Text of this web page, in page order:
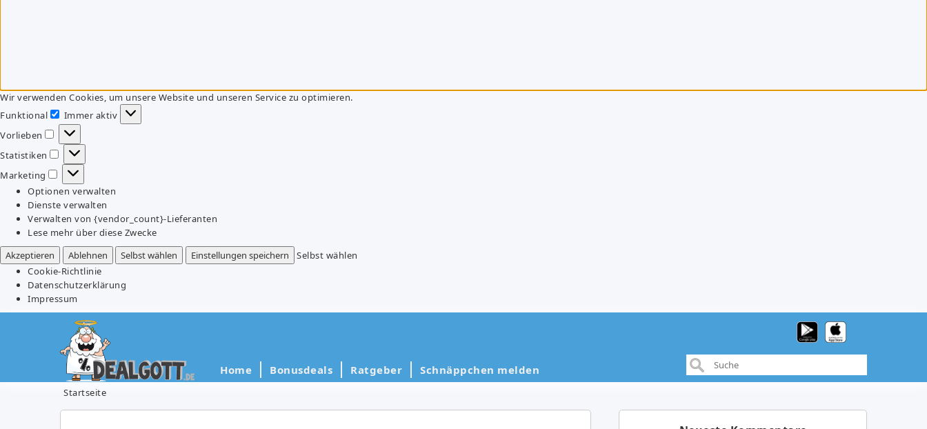
Wir verwenden Cookies, um unsere Website und unseren Service zu optimieren.
Funktional
Funktional
Immer aktiv
Vorlieben
Vorlieben
Statistiken
Statistiken
Marketing
Marketing
Optionen verwalten
Dienste verwalten
Verwalten von {vendor_count}-Lieferanten
Lese mehr über diese Zwecke
Akzeptieren
Ablehnen Selbst wählen Einstellungen speichern
Selbst wählen
Cookie-Richtlinie
Datenschutzerklärung
Impressum
Home Bonusdeals Ratgeber Schnäppchen melden
Startseite